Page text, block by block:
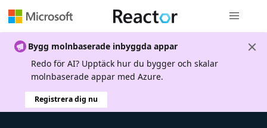
Bygg molnbaserade inbyggda appar
Redo för AI? Upptäck hur du bygger och skalar
molnbaserade appar med Azure.
Registrera dig nu